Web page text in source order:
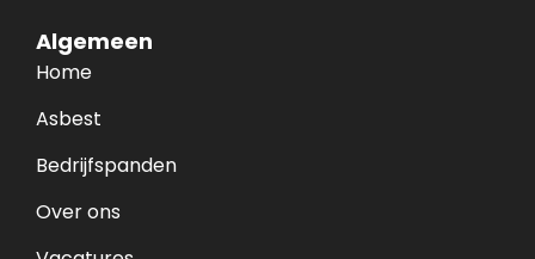
Algemeen
Home
Asbest
Bedrijfspanden
Over ons